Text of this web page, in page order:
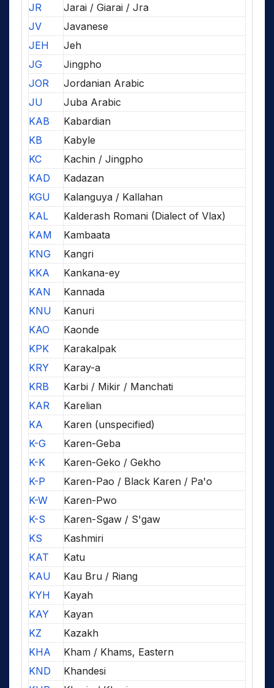
JR
Jarai / Giarai / Jra
JV
Javanese
JEH
Jeh
JG
Jingpho
JOR
Jordanian Arabic
JU
Juba Arabic
KAB
Kabardian
KB
Kabyle
KC
Kachin / Jingpho
KAD
Kadazan
KGU
Kalanguya / Kallahan
KAL
Kalderash Romani (Dialect of Vlax)
KAM
Kambaata
KNG
Kangri
KKA
Kankana-ey
KAN
Kannada
KNU
Kanuri
KAO
Kaonde
KPK
Karakalpak
KRY
Karay-a
KRB
Karbi / Mikir / Manchati
KAR
Karelian
KA
Karen (unspecified)
K-G
Karen-Geba
K-K
Karen-Geko / Gekho
K-P
Karen-Pao / Black Karen / Pa'o
K-W
Karen-Pwo
K-S
Karen-Sgaw / S'gaw
KS
Kashmiri
KAT
Katu
KAU
Kau Bru / Riang
KYH
Kayah
KAY
Kayan
KZ
Kazakh
KHA
Kham / Khams, Eastern
KND
Khandesi